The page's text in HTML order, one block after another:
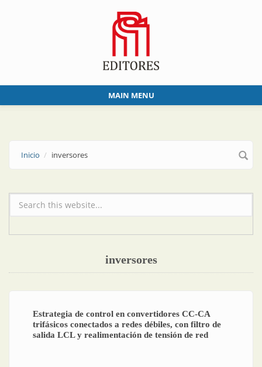
MAIN MENU
Inicio inversores
Formulario de búsqueda
inversores
Estrategia de control en convertidores CC-CA
trifásicos conectados a redes débiles, con filtro de
salida LCL y realimentación de tensión de red